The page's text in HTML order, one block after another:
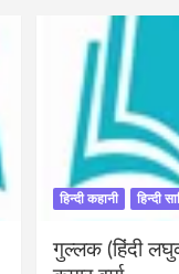
हिन्दी कहानी हिन्दी
गुल्लक (हिंदी